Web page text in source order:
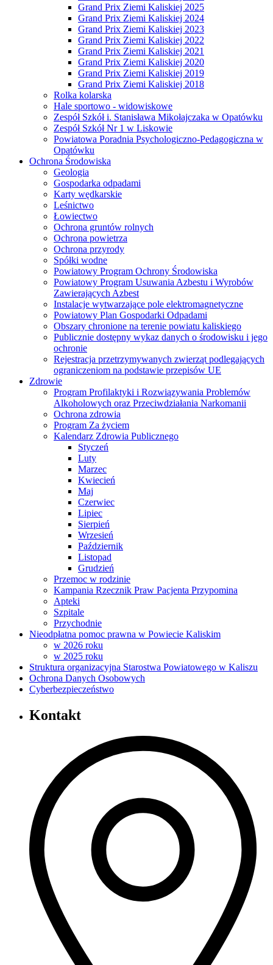
Grand Prix Ziemi Kaliskiej 2025
Grand Prix Ziemi Kaliskiej 2024
Grand Prix Ziemi Kaliskiej 2023
Grand Prix Ziemi Kaliskiej 2022
Grand Prix Ziemi Kaliskiej 2021
Grand Prix Ziemi Kaliskiej 2020
Grand Prix Ziemi Kaliskiej 2019
Grand Prix Ziemi Kaliskiej 2018
Rolka kolarska
Hale sportowo - widowiskowe
Zespół Szkół i. Stanisława Mikołajczaka w Opatówku
Zespół Szkół Nr 1 w Liskowie
Powiatowa Poradnia Psychologiczno-Pedagogiczna w
Opatówku
Ochrona Środowiska
Geologia
Gospodarka odpadami
Karty wędkarskie
Leśnictwo
Łowiectwo
Ochrona gruntów rolnych
Ochrona powietrza
Ochrona przyrody
Spółki wodne
Powiatowy Program Ochrony Środowiska
Powiatowy Program Usuwania Azbestu i Wyrobów
Zawierających Azbest
Instalacje wytwarzające pole elektromagnetyczne
Powiatowy Plan Gospodarki Odpadami
Obszary chronione na terenie powiatu kaliskiego
Publicznie dostępny wykaz danych o środowisku i jego
ochronie
Rejestracja przetrzymywanych zwierząt podlegających
ograniczeniom na podstawie przepisów UE
Zdrowie
Program Profilaktyki i Rozwiązywania Problemów
Alkoholowych oraz Przeciwdziałania Narkomanii
Ochrona zdrowia
Program Za życiem
Kalendarz Zdrowia Publicznego
Styczeń
Luty
Marzec
Kwiecień
Maj
Czerwiec
Lipiec
Sierpień
Wrzesień
Październik
Listopad
Grudzień
Przemoc w rodzinie
Kampania Rzecznik Praw Pacjenta Przypomina
Apteki
Szpitale
Przychodnie
Nieodpłatna pomoc prawna w Powiecie Kaliskim
w 2026 roku
w 2025 roku
Struktura organizacyjna Starostwa Powiatowego w Kaliszu
Ochrona Danych Osobowych
Cyberbezpieczeństwo
Kontakt